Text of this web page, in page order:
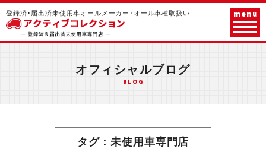
登録済･届出済未使用車オールメーカー･オール車種取扱い menu
オフィシャルブログ
BLOG
タグ：未使用車専門店